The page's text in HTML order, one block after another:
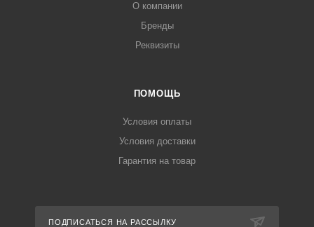
О компании
Бренды
Реквизиты
ПОМОЩЬ
Условия оплаты
Условия доставки
Гарантия на товар
ПОДПИСАТЬСЯ НА РАССЫЛКУ